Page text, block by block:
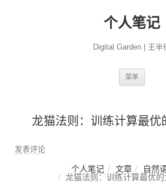
个人笔记
Digital Garden | 王半
菜单
龙猫法则：训练计算最优
发表评论
个人笔记 文章
自然
龙猫法则：训练计算最优